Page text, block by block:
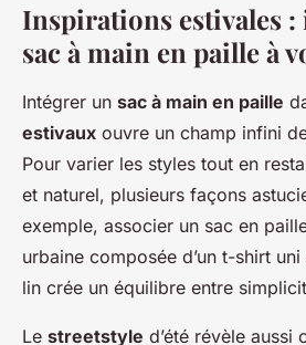
Inspirations estivales
sac à main en paille à
Intégrer un sac à main en paille
estivaux ouvre un champ infini
Pour varier les styles tout en
et naturel, plusieurs façons
exemple, associer un sac en
urbaine composée d’un t-shirt uni
lin crée un équilibre entre
Le streetstyle d’été révèle aussi